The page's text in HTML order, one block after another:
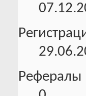
Рефералы